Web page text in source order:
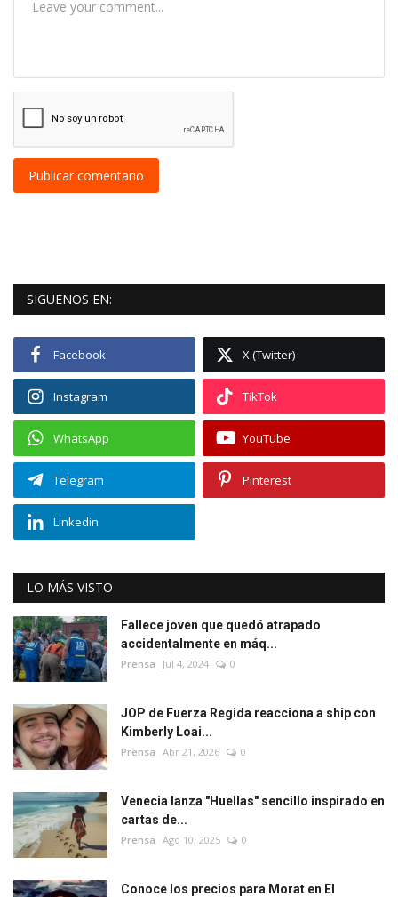
Publicar comentario
SIGUENOS EN:
Facebook X (Twitter)
Instagram TikTok
WhatsApp YouTube
Telegram Pinterest
Linkedin
LO MÁS VISTO
Fallece joven que quedó atrapado
accidentalmente en máq...
Prensa Jul 4, 2024 0
JOP de Fuerza Regida reacciona a ship con
Kimberly Loai...
Prensa Abr 21, 2026 0
Venecia lanza "Huellas" sencillo inspirado en
cartas de...
Prensa Ago 10, 2025 0
Conoce los precios para Morat en El